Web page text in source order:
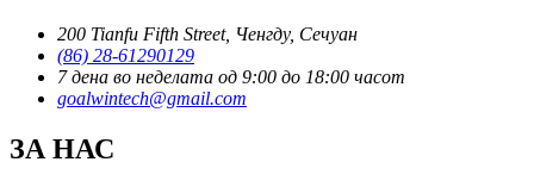
200 Tianfu Fifth Street, Ченгду, Сечуан
(86) 28-61290129
7 дена во неделата од 9:00 до 18:00 часот
goalwintech@gmail.com
ЗА НАС